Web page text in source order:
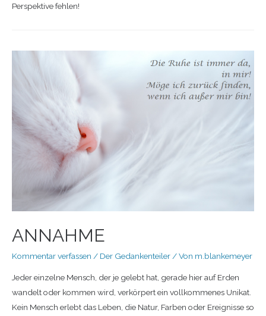
Perspektive fehlen!
ANNAHME
Kommentar verfassen / Der Gedankenteiler / Von m.blankemeyer
Jeder einzelne Mensch, der je gelebt hat, gerade hier auf Erden
wandelt oder kommen wird, verkörpert ein vollkommenes Unikat.
Kein Mensch erlebt das Leben, die Natur, Farben oder Ereignisse so